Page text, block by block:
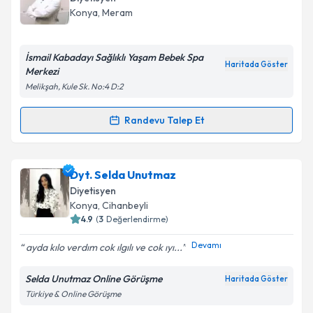
takvim hazırlandığında e-posta ile bilgilendireceğiz.
Kişisel verilerimin işlenmesine ilişkinAydınlatma
'ni okudum ve kişisel verilerimin belirtilen
kapsamda işlenmesini kabul ediyorum.
Takvim Talebini Gönder
Konya, Meram
İsmail Kabadayı Sağlıklı Yaşam Bebek Spa
Merkezi
Haritada Göster
Melikşah, Kule Sk. No:4 D:2
Randevu Talep Et
Randevu Takvimi Talebi
Dyt. İsmail Kabadayıiçin randevu takvimi talebi
oluşturun. Size bu uzmandan randevu almanız için bir
takvim hazırlandığında e-posta ile bilgilendireceğiz.
Kişisel verilerimin işlenmesine ilişkin
Dyt. Selda Unutmaz
Diyetisyen
Konya, Cihanbeyli
4.9 (3 Değerlendirme)
ayda kılo verdım cok ılgılı ve cok ıyı... Devamı
Selda Unutmaz Online Görüşme Haritada Göster
Türkiye & Online Görüşme